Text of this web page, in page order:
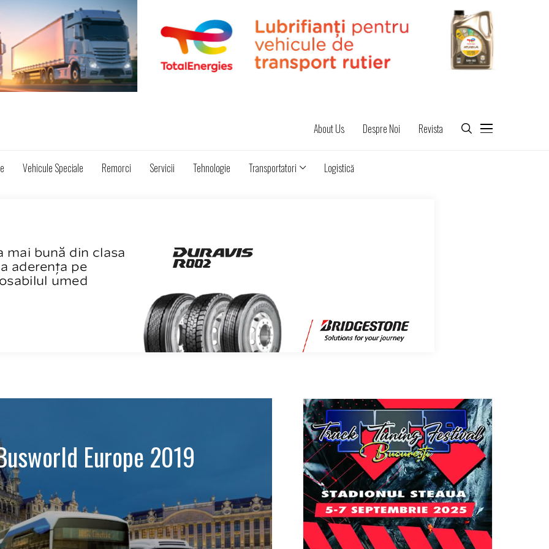
About Us Despre Noi Revista
Vehicule Speciale Remorci Servicii Tehnologie Transportatori Logistică
Europe 2019